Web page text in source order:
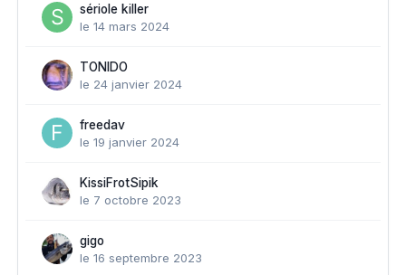
sériole killer
le 14 mars 2024
TONIDO
le 24 janvier 2024
freedav
le 19 janvier 2024
KissiFrotSipik
le 7 octobre 2023
gigo
le 16 septembre 2023